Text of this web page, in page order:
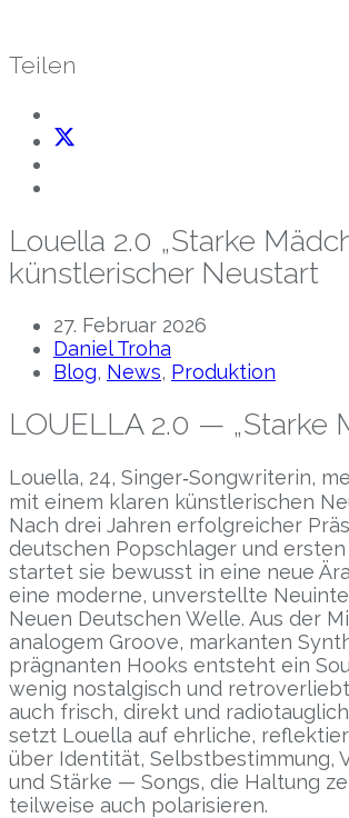
Teilen
Louella 2.0 „Starke
künstlerischer Neustart
27. Februar 2026
Daniel Troha
Blog, News, Produktion
LOUELLA 2.0 — „Starke
Louella, 24, Singer‐Songwriterin,
mit einem klaren künstlerischen
Nach drei Jahren erfolgreicher
deutschen Popschlager und
startet sie bewusst in eine neue
eine moderne, unverstellte
Neuen Deutschen Welle. Aus der
analogem Groove, markanten
prägnanten Hooks entsteht ein
wenig nostalgisch und
auch frisch, direkt und
setzt Louella auf ehrliche,
über Identität, Selbstbestimmung,
und Stärke — Songs, die Haltung
teilweise auch polarisieren.